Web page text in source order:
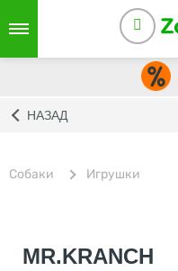
НАЗАД
Собаки Игрушки
MR.KRANCH